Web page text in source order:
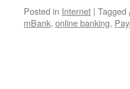
Posted in Internet | Tagged
mBank, online banking,